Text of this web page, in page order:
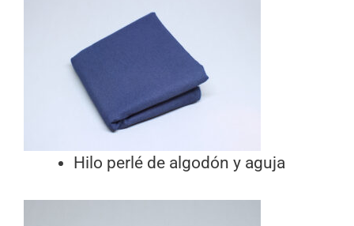
Hilo perlé de algodón y aguja